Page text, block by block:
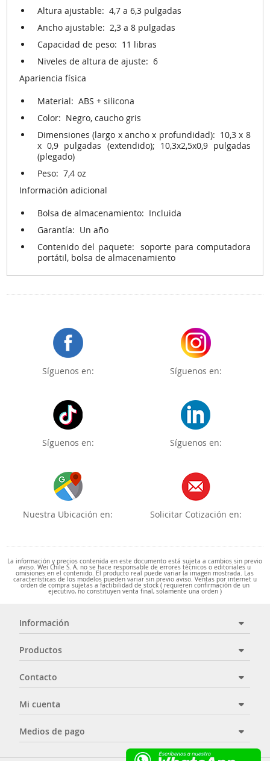
Altura ajustable: 4,7 a 6,3 pulgadas
Ancho ajustable: 2,3 a 8 pulgadas
Capacidad de peso: 11 libras
Niveles de altura de ajuste: 6
Apariencia física
Material: ABS + silicona
Color: Negro, caucho gris
Dimensiones (largo x ancho x profundidad): 10,3 x 8
x 0,9 pulgadas (extendido); 10,3x2,5x0,9 pulgadas
(plegado)
Peso: 7,4 oz
Información adicional
Bolsa de almacenamiento: Incluida
Garantía: Un año
Contenido del paquete: soporte para computadora
portátil, bolsa de almacenamiento
Síguenos en: Síguenos en:
Síguenos en: Síguenos en:
Nuestra Ubicación en: Solicitar Cotización en:
La información y precios contenida en este documento está sujeta a cambios sin previo
aviso. Wei Chile S. A. no se hace responsable de errores técnicos o editoriales u
omisiones en el contenido. El producto real puede variar la imagen mostrada. Las
características de los modelos pueden variar sin previo aviso. Ventas por internet u
orden de compra sujetas a factibilidad de stock ( requieren confirmación de un
ejecutivo, no constituyen venta final, solamente una orden )
Información
Productos
Contacto
Mi cuenta
Medios de pago